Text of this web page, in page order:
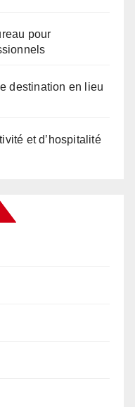
pour
destination en lieu
et d’hospitalité